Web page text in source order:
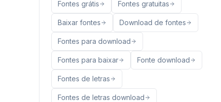
Fontes grátis Fontes gratuitas
Baixar fontes Download de fontes
Fontes para download
Fontes para baixar Fonte download
Fontes de letras
Fontes de letras download